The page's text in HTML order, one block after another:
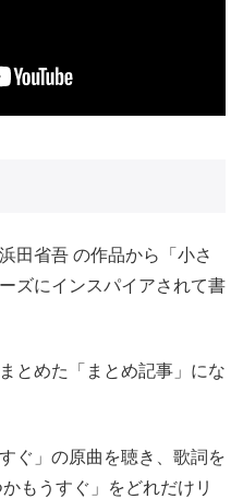
田省吾 の作品から「小さ
ズにインスパイアされて書
とめた「まとめ記事」にな
ぐ」の原曲を聴き、歌詞を
もうすぐ」をどれだけリ